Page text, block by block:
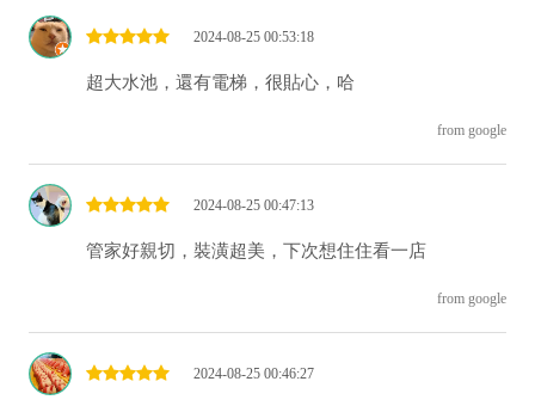
2024-08-25 00:53:18
超大水池，還有電梯，很貼心，哈
from google
2024-08-25 00:47:13
管家好親切，裝潢超美，下次想住住看一店
from google
2024-08-25 00:46:27